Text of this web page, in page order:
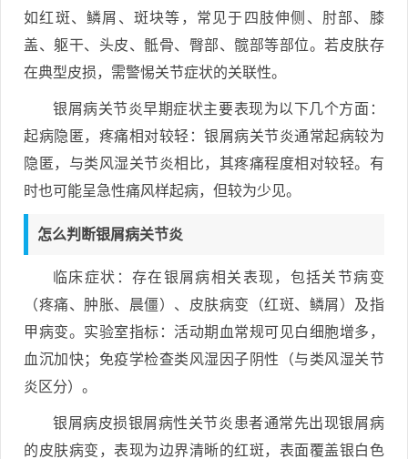
如红斑、鳞屑、斑块等，常见于四肢伸侧、肘部、膝
盖、躯干、头皮、骶骨、臀部、髋部等部位。若皮肤存
在典型皮损，需警惕关节症状的关联性。
银屑病关节炎早期症状主要表现为以下几个方面：
起病隐匿，疼痛相对较轻：银屑病关节炎通常起病较为
隐匿，与类风湿关节炎相比，其疼痛程度相对较轻。有
时也可能呈急性痛风样起病，但较为少见。
怎么判断银屑病关节炎
临床症状：存在银屑病相关表现，包括关节病变
（疼痛、肿胀、晨僵）、皮肤病变（红斑、鳞屑）及指
甲病变。实验室指标：活动期血常规可见白细胞增多，
血沉加快；免疫学检查类风湿因子阴性（与类风湿关节
炎区分）。
银屑病皮损银屑病性关节炎患者通常先出现银屑病
的皮肤病变，表现为边界清晰的红斑，表面覆盖银白色